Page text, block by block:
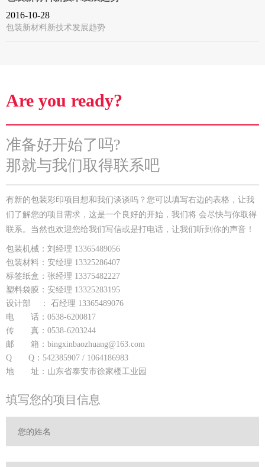
2016-10-28
包装新材料新技术发展趋势
Are you ready?
准备好开始了吗?
那就与我们取得联系吧
有新的包装彩印项目想和我们谈谈吗？您可以填写右边的表格，让我
们了解您的项目需求，这是一个良好的开始，我们将 会尽快与你取得
联系。当然也欢迎您给我们写信或是打电话，让我们听到你的声音！
包装机械：刘经理 13365489056
包装材料：安经理 13325286407
标签纸盒：张经理 13375482227
塑料袋膜：安经理 13325283195
设计部 ： 石经理 13365489076
电 话：0538-6200817
传 真：0538-6203244
邮 箱：bingxinbaozhuang@163.com
Q Q：542385907 / 1064186983
地 址：山东省泰安市徐家楼工业园
填写您的项目信息